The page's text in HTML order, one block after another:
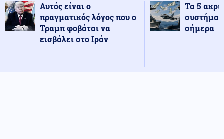
Αυτός είναι ο
πραγματικός λόγος που ο
Τραμπ φοβάται να
εισβάλει στο Ιράν
Τα 5
σήμερα